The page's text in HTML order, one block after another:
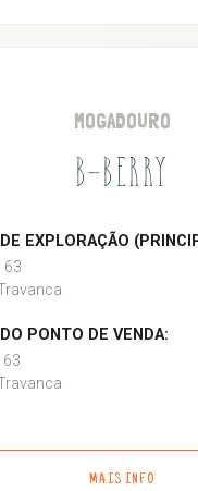
MOGADOURO
B-BERRY
EXPLORAÇÃO
63
PONTO DE VENDA:
63
MAIS INFO